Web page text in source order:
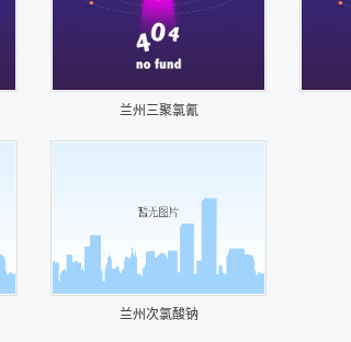
兰州三聚氯氰
兰州次氯酸钠